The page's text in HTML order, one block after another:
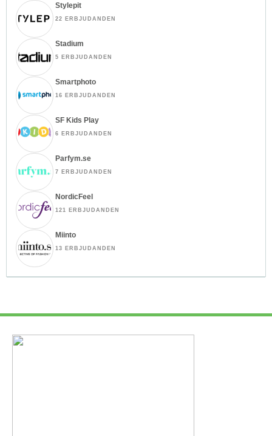
Stylepit
22 ERBJUDANDEN
Stadium
5 ERBJUDANDEN
Smartphoto
16 ERBJUDANDEN
SF Kids Play
6 ERBJUDANDEN
Parfym.se
7 ERBJUDANDEN
NordicFeel
121 ERBJUDANDEN
Miinto
13 ERBJUDANDEN